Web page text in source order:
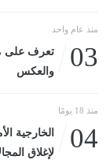
منذ عام واحد
03
تعرف على
والعكس
منذ 18 يومًا
04
الخارجية
لإغلاق